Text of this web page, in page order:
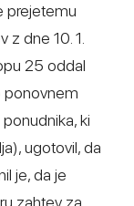
dne 10. 1.
25 oddal
ponovnem
ki
ugotovil, da
je, da je
zahtev za